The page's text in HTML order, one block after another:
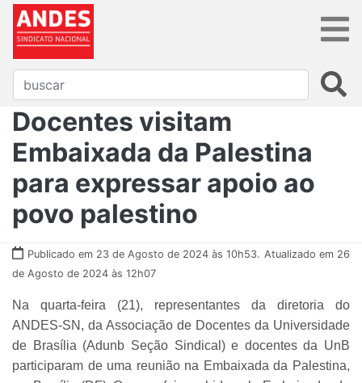
Docentes visitam
Embaixada da Palestina
para expressar apoio ao
povo palestino
Publicado em 23 de Agosto de 2024 às 10h53. Atualizado em 26
de Agosto de 2024 às 12h07
Na quarta-feira (21), representantes da diretoria do
ANDES-SN, da Associação de Docentes da Universidade
de Brasília (Adunb Seção Sindical) e docentes da UnB
participaram de uma reunião na Embaixada da Palestina,